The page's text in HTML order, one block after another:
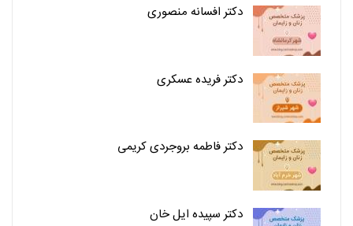
دکتر افسانه منصوری
دکتر فریده عسکری
دکتر فاطمه بروجردی کریمی
دکتر سپیده ایل خان